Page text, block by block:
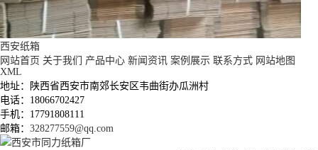
西安纸箱
网站首页 关于我们 产品中心 新闻资讯 案例展示 联系方式 网站地图
XML
地址：陕西省西安市南郊长安区韦曲街办瓜洲村
电话：18066702427
手机：17791808111
邮箱： 328277559@qq.com